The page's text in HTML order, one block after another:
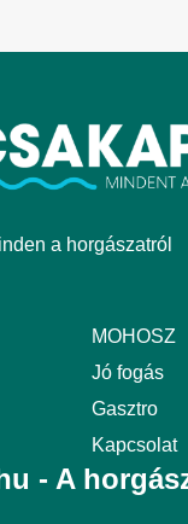
a horgászatról
MOHOSZ
Jó fogás
Gasztro
Kapcsolat
- A